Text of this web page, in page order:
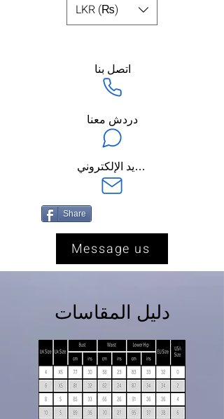
LKR (₨)
اتصل بنا
دردش معنا
ارسل لنا عبر البريد الإلكتروني
Share
Message us
دليل المقاسات